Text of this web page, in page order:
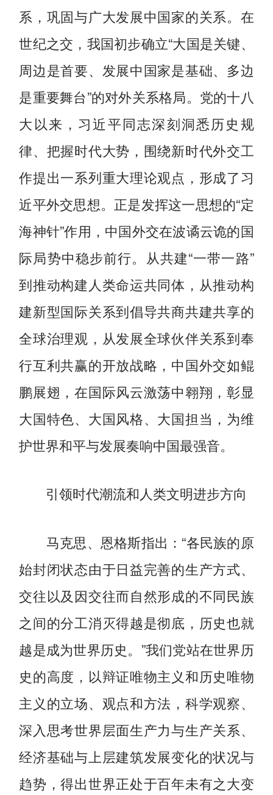
系，巩固与广大发展中国家的关系。在
世纪之交，我国初步确立“大国是关键、
周边是首要、发展中国家是基础、多边
是重要舞台”的对外关系格局。党的十八
大以来，习近平同志深刻洞悉历史规
律、把握时代大势，围绕新时代外交工
作提出一系列重大理论观点，形成了习
近平外交思想。正是发挥这一思想的“定
海神针”作用，中国外交在波谲云诡的国
际局势中稳步前行。从共建“一带一路”
到推动构建人类命运共同体，从推动构
建新型国际关系到倡导共商共建共享的
全球治理观，从发展全球伙伴关系到奉
行互利共赢的开放战略，中国外交如鲲
鹏展翅，在国际风云激荡中翱翔，彰显
大国特色、大国风格、大国担当，为维
护世界和平与发展奏响中国最强音。
引领时代潮流和人类文明进步方向
马克思、恩格斯指出：“各民族的原
始封闭状态由于日益完善的生产方式、
交往以及因交往而自然形成的不同民族
之间的分工消灭得越是彻底，历史也就
越是成为世界历史。”我们党站在世界历
史的高度，以辩证唯物主义和历史唯物
主义的立场、观点和方法，科学观察、
深入思考世界层面生产力与生产关系、
经济基础与上层建筑发展变化的状况与
趋势，得出世界正处于百年未有之大变